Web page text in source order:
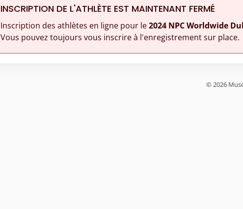
INSCRIPTION DE L'ATHLÈTE EST MAINTENANT FERMÉ
Inscription des athlètes en ligne pour le2024 NPC Worldwide
Vous pouvez toujours vous inscrire à l'enregistrement sur place.
© 2026